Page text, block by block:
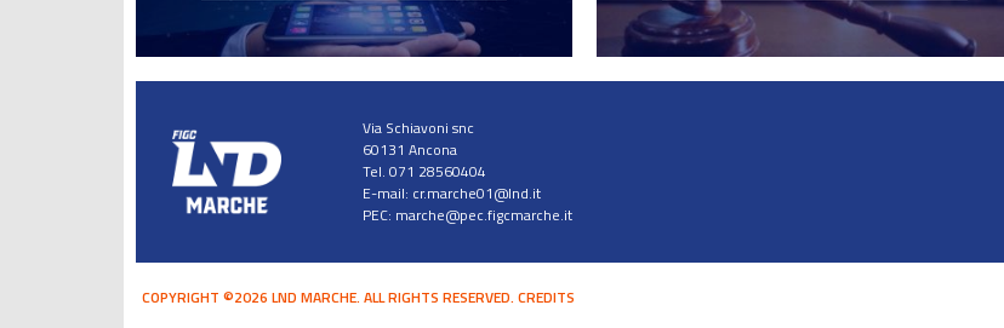
Via Schiavoni snc
60131 Ancona
Tel. 071 28560404
E-mail: cr.marche01@lnd.it
PEC: marche@pec.figcmarche.it
COPYRIGHT ©2026 LND MARCHE. ALL RIGHTS RESERVED. CREDITS